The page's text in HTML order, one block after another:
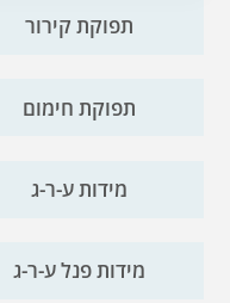
תפוקת קירור
תפוקת חימום
מידות ע-ר-ג
מידות פנל ע-ר-ג